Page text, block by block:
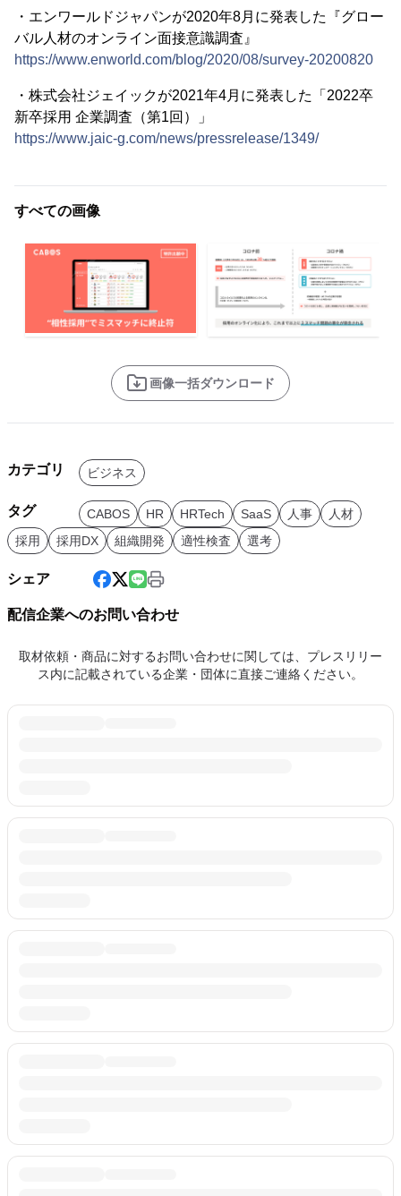
・エンワールドジャパンが2020年8月に発表した『グロー
バル人材のオンライン面接意識調査』
https://www.enworld.com/blog/2020/08/survey-20200820
・株式会社ジェイックが2021年4月に発表した「2022卒
新卒採用 企業調査（第1回）」
https://www.jaic-g.com/news/pressrelease/1349/
すべての画像
画像一括ダウンロード
カテゴリ ビジネス
タグ CABOS HR HRTech SaaS 人事
人材
採用
採用DX 組織開発 適性検査 選考
シェア
配信企業へのお問い合わせ
取材依頼・商品に対するお問い合わせに関しては、プレスリリー
ス内に記載されている企業・団体に直接ご連絡ください。